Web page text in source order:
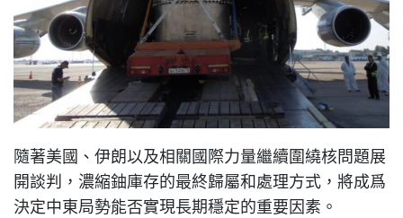
隨著美國、伊朗以及相關國際力量繼續圍繞核問題展
開談判，濃縮鈾庫存的最終歸屬和處理方式，將成爲
決定中東局勢能否實現長期穩定的重要因素。